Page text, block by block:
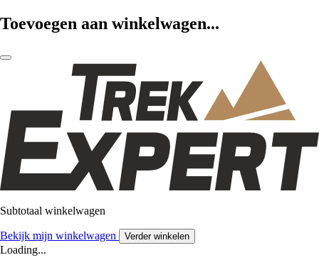
Toevoegen aan winkelwagen...
Subtotaal winkelwagen
Bekijk mijn winkelwagen Verder winkelen
Loading...